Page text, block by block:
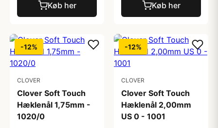
Køb her Køb her
-12%
CLOVER
Clover Soft Touch
Hæklenål 1,75mm -
1020/0
-12%
CLOVER
Clover Soft Touch
Hæklenål 2,00mm
US 0 - 1001